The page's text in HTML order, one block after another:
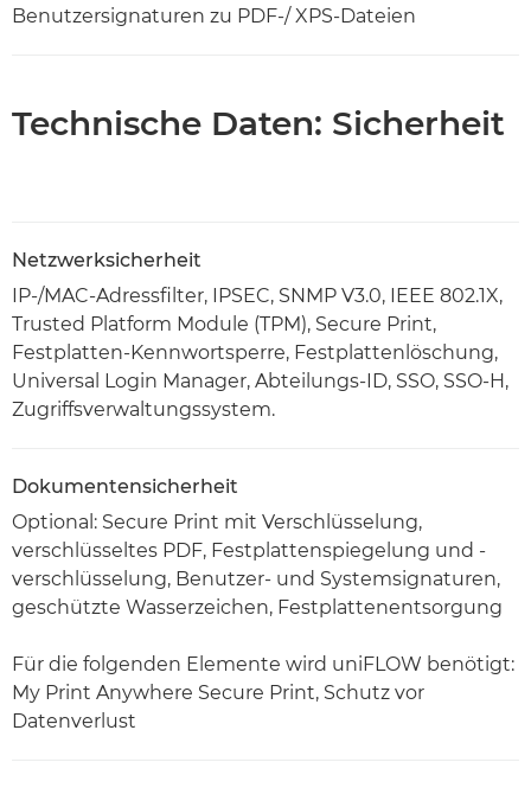
Benutzersignaturen zu PDF-/ XPS-Dateien
Technische Daten: Sicherheit
Netzwerksicherheit
IP-/MAC-Adressfilter, IPSEC, SNMP V3.0, IEEE 802.1X,
Trusted Platform Module (TPM), Secure Print,
Festplatten-Kennwortsperre, Festplattenlöschung,
Universal Login Manager, Abteilungs-ID, SSO, SSO-H,
Zugriffsverwaltungssystem.
Dokumentensicherheit
Optional: Secure Print mit Verschlüsselung,
verschlüsseltes PDF, Festplattenspiegelung und -
verschlüsselung, Benutzer- und Systemsignaturen,
geschützte Wasserzeichen, Festplattenentsorgung
Für die folgenden Elemente wird uniFLOW benötigt:
My Print Anywhere Secure Print, Schutz vor
Datenverlust